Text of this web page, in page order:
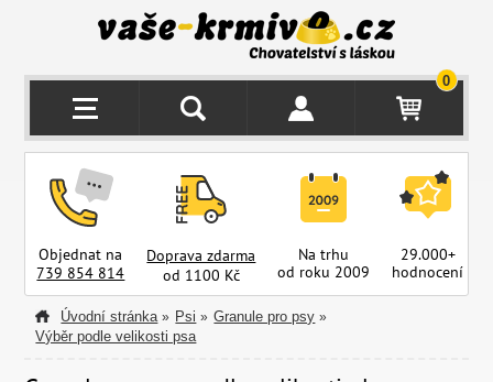
0
Objednat na
739 854 814
Doprava zdarma
od 1100 Kč
Na trhu
od roku 2009
29.000+
hodnocení
Úvodní stránka » Psi » Granule pro psy »
Výběr podle velikosti psa